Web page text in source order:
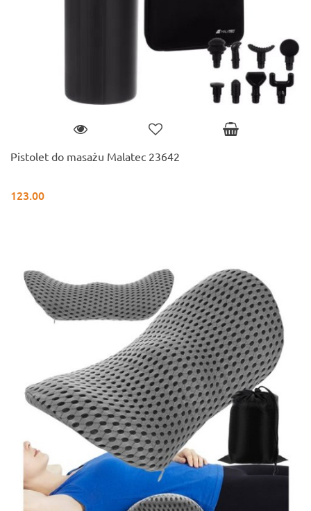
Pistolet do masażu Malatec 23642
123.00